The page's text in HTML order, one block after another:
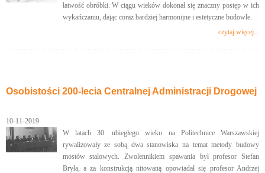
łatwość obróbki. W ciągu wieków dokonał się znaczny postęp w ich
wykańczaniu, dając coraz bardziej harmonijne i estetyczne budowle.
czytaj więcej...
Osobistości 200-lecia Centralnej Administracji Drogowej
10-11-2019
W latach 30. ubiegłego wieku na Politechnice Warszawskiej
rywalizowały ze sobą dwa stanowiska na temat metody budowy
mostów stalowych. Zwolennikiem spawania był profesor Stefan
Bryła, a za konstrukcją nitowaną opowiadał się profesor Andrzej